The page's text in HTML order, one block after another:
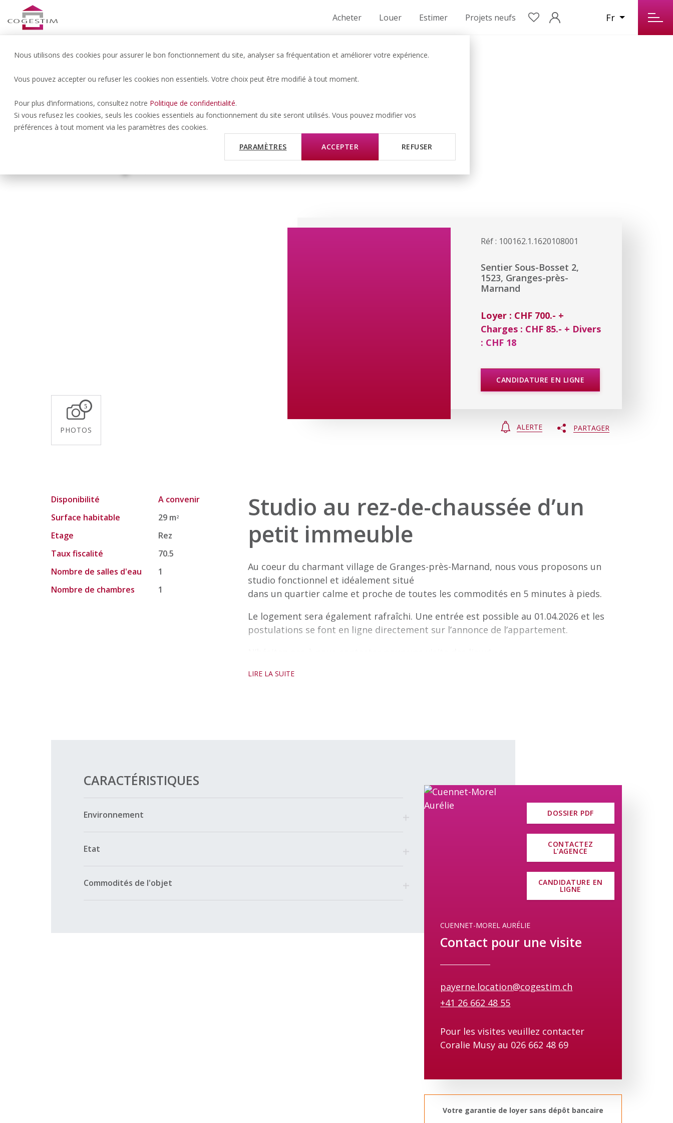
Nous utilisons des cookies pour assurer le bon fonctionnement du site, analyser sa fréquentation et améliorer votre expérience.
Vous pouvez accepter ou refuser les cookies non essentiels. Votre choix peut être modifié à tout moment.
Pour plus d’informations, consultez notre Politique de confidentialité.
Si vous refusez les cookies, seuls les cookies essentiels au fonctionnement du site seront utilisés. Vous pouvez modifier vos
préférences à tout moment via les paramètres des cookies.
PARAMÈTRES ACCEPTER REFUSER
Acheter Louer Estimer Projets neufs Fr
Granges-près-Marnand | 700.- CHF/NET/MOIS
Studio au rez-de-chaussée
d’un petit immeuble
5
PHOTOS
Réf : 100162.1.1620108001
Sentier Sous-Bosset 2,
1523, Granges-près-
Marnand
Loyer : CHF 700.- +
Charges : CHF 85.- + Divers
: CHF 18
CANDIDATURE EN LIGNE
ALERTE PARTAGER
Disponibilité
A convenir
Surface habitable
29 m2
Etage
Rez
Taux fiscalité
70.5
Nombre de salles d'eau
1
Nombre de chambres
1
Studio au rez-de-chaussée d’un
petit immeuble
Au coeur du charmant village de Granges-près-Marnand, nous vous proposons un
studio fonctionnel et idéalement situé
dans un quartier calme et proche de toutes les commodités en 5 minutes à pieds.
Le logement sera également rafraîchi. Une entrée est possible au 01.04.2026 et les
postulations se font en ligne directement sur l’annonce de l’appartement.
LIRE LA SUITE
CARACTÉRISTIQUES
Environnement
Etat
Commodités de l'objet
DOSSIER PDF
CONTACTEZ
L'AGENCE
CANDIDATURE EN
LIGNE
CUENNET-MOREL AURÉLIE
Contact pour une visite
payerne.location@cogestim.ch
+41 26 662 48 55
Pour les visites veuillez contacter
Coralie Musy au 026 662 48 69
Votre garantie de loyer sans dépôt bancaire